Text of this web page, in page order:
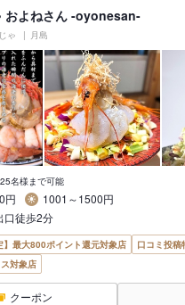
およねさん -oyonesan-
ゃ 月島
名様まで可能
円
1001～1500円
口徒歩2分
】最大800ポイント還元対象店
口コミ投稿
対象店
クーポン